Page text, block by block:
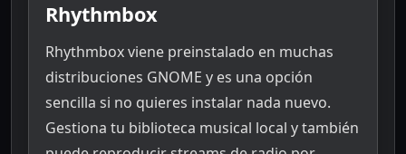
Rhythmbox
Rhythmbox viene preinstalado en muchas
distribuciones GNOME y es una opción
sencilla si no quieres instalar nada nuevo.
Gestiona tu biblioteca musical local y también